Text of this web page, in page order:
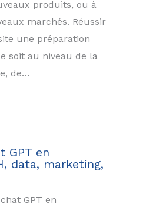
produits, ou à
marchés. Réussir
une préparation
soit au niveau de la
de…
GPT en
data, marketing,
GPT en